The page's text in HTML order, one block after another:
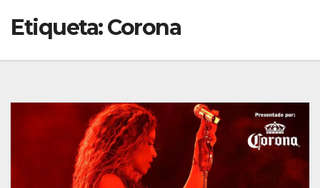
Etiqueta:Corona